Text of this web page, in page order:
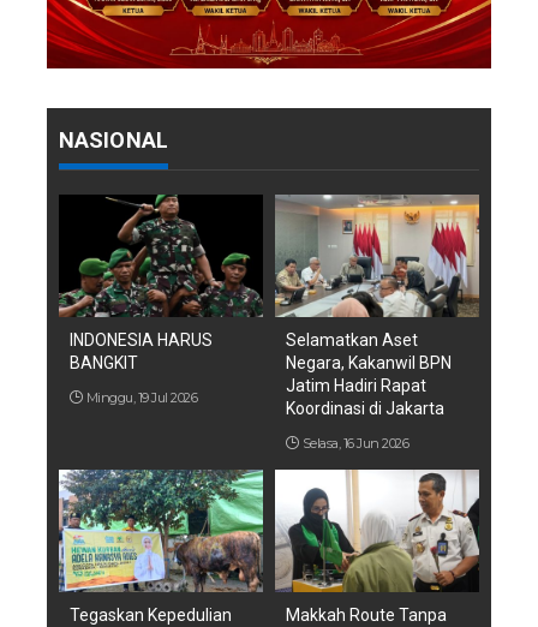
NASIONAL
INDONESIA HARUS
BANGKIT
Minggu, 19 Jul 2026
Selamatkan Aset
Negara, Kakanwil BPN
Jatim Hadiri Rapat
Koordinasi di Jakarta
Selasa, 16 Jun 2026
Tegaskan Kepedulian
Makkah Route Tanpa